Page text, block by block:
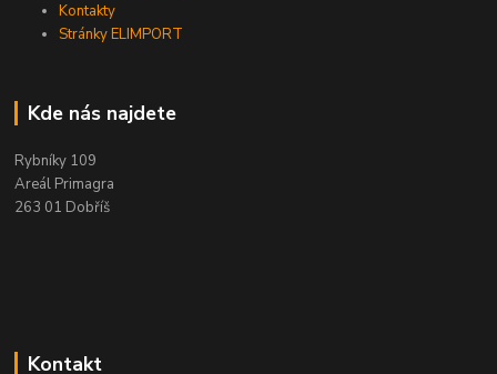
Kontakty
Stránky ELIMPORT
Kde nás najdete
Rybníky 109
Areál Primagra
263 01 Dobříš
Kontakt